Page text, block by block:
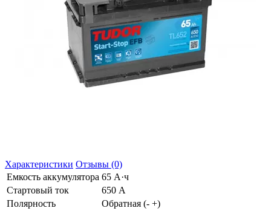
Характеристики Отзывы (0)
Емкость аккумулятора 65 А·ч
Стартовый ток
650 А
Полярность
Обратная (- +)